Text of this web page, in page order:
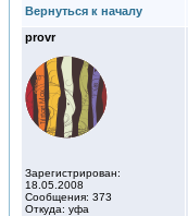
Вернуться к началу
provr
Зарегистрирован:
18.05.2008
Сообщения: 373
Откуда: уфа